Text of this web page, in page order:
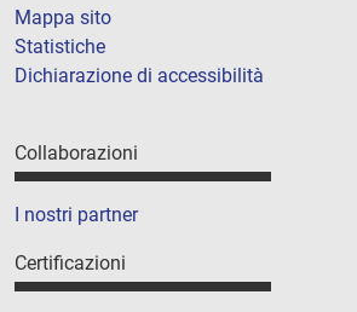
Mappa sito
Statistiche
Dichiarazione di accessibilità
Collaborazioni
I nostri partner
Certificazioni